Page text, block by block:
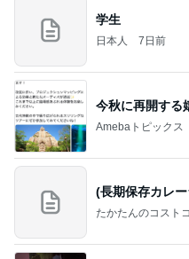
学生
日本人 7日前
今秋に再開する
Amebaトピックス
(長期保存カレ
たかたんのコスト